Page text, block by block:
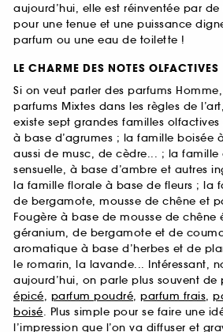
aujourd’hui, elle est réinventée par
pour une tenue et une puissance
parfum ou une eau de toilette !
LE CHARME DES NOTES OLFACTIVES
Si on veut parler des parfums
parfums Mixtes dans les règles de
existe sept grandes familles
à base d’agrumes ; la famille boisée
aussi de musc, de cèdre... ; la famille
sensuelle, à base d’ambre et autres
la famille florale à base de fleurs ; la
de bergamote, mousse de chêne et
Fougère à base de mousse de chêne
géranium, de bergamote et de
aromatique à base d’herbes et de
le romarin, la lavande... Intéressant,
aujourd’hui, on parle plus souvent de
épicé, parfum poudré, parfum frais,
boisé. Plus simple pour se faire une
l’impression que l’on va diffuser et